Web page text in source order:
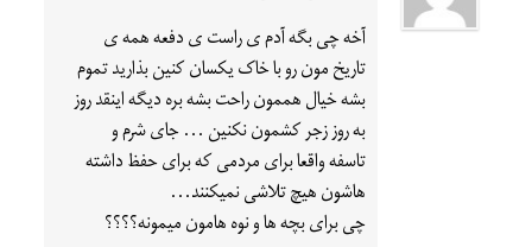
آخه چی بگه آدم ی راست ی دفعه همه ی
تاریخ مون رو با خاک یکسان کنین بذارید تموم
بشه خیال هممون راحت بشه بره دیگه اینقد روز
به روز زجر کشمون نکنین … جای شرم و
تاسفه واقعا برای مردمی که برای حفظ داشته
هاشون هیچ تلاشی نمیکنند…
چی برای بچه ها و نوه هامون میمونه؟؟؟؟